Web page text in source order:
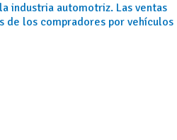
industria automotriz. Las ventas
de los compradores por vehículos